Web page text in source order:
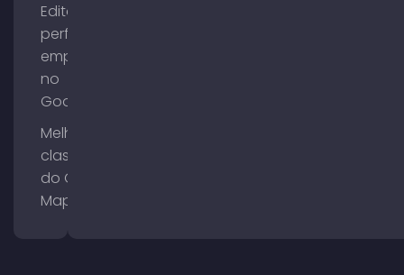
Editar o
perfil da
empresa
no
Google
Melhorar a
classificação
do Google
Maps